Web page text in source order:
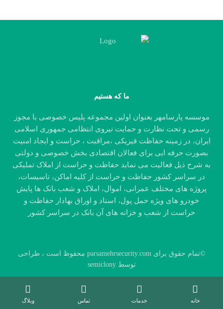
ما که هستیم
موسسه پارسامهر بعنوان اولین مجموعه پلیس خصوصی با مجوز
رسمی و تحت نظارت و حمایت نیروی انتظامی جمهوری اسلامی
ایران، در زمینه حفاظت فیزیکی ،مراقبت ، حراست و ایجاد امنیت
بصورت حرفه ایی برای فعالان اقتصادی بخش خصوصی و دولتی
به شرح ذیل فعالیت می نماید حفاظت و حراست از املاک تملیکی
در سراسر کشور حفاظت و حراست از کلیه اماکن، تاسیسات،
پروژه های مختلف عمرانی، اموال، املاک و شعب بانک ها پایش
خودرو های ویژه حمل پول، اسناد و اوراق بهادار حفاظت و
حراست از شعب و خزانه های آن بانک در سراسر کشور
©تمام حقوق برای parsamehrsecurity.com محفوظ است ، طراحی
توسط semiclony
قوانین و سیاست ها تبلیغات
خانه خدمات تماس وبلاگ